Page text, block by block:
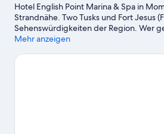
Hotel English Point Marina & Spa in
Strandnähe. Two Tusks und Fort Jesus
Sehenswürdigkeiten der Region. Wer
wird hier fündig: City Mall und Mtwapa
Wild Waters.
Mehr anzeigen